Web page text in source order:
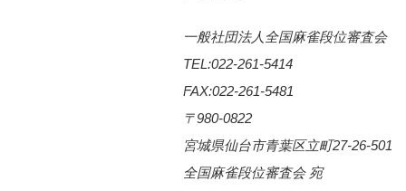
一般社団法人全国麻雀段位審査会
TEL:022-261-5414
FAX:022-261-5481
〒980-0822
宮城県仙台市青葉区立町27-26-501
全国麻雀段位審査会 宛